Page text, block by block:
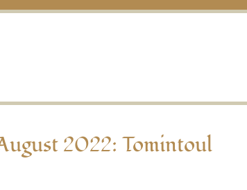
2022: Tomintoul